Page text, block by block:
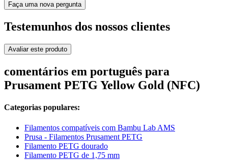
Faça uma nova pergunta
Testemunhos dos nossos clientes
Avaliar este produto
comentários em português para
Prusament PETG Yellow Gold (NFC)
Categorias populares:
Filamentos compatíveis com Bambu Lab AMS
Prusa - Filamentos Prusament PETG
Filamento PETG dourado
Filamento PETG de 1,75 mm